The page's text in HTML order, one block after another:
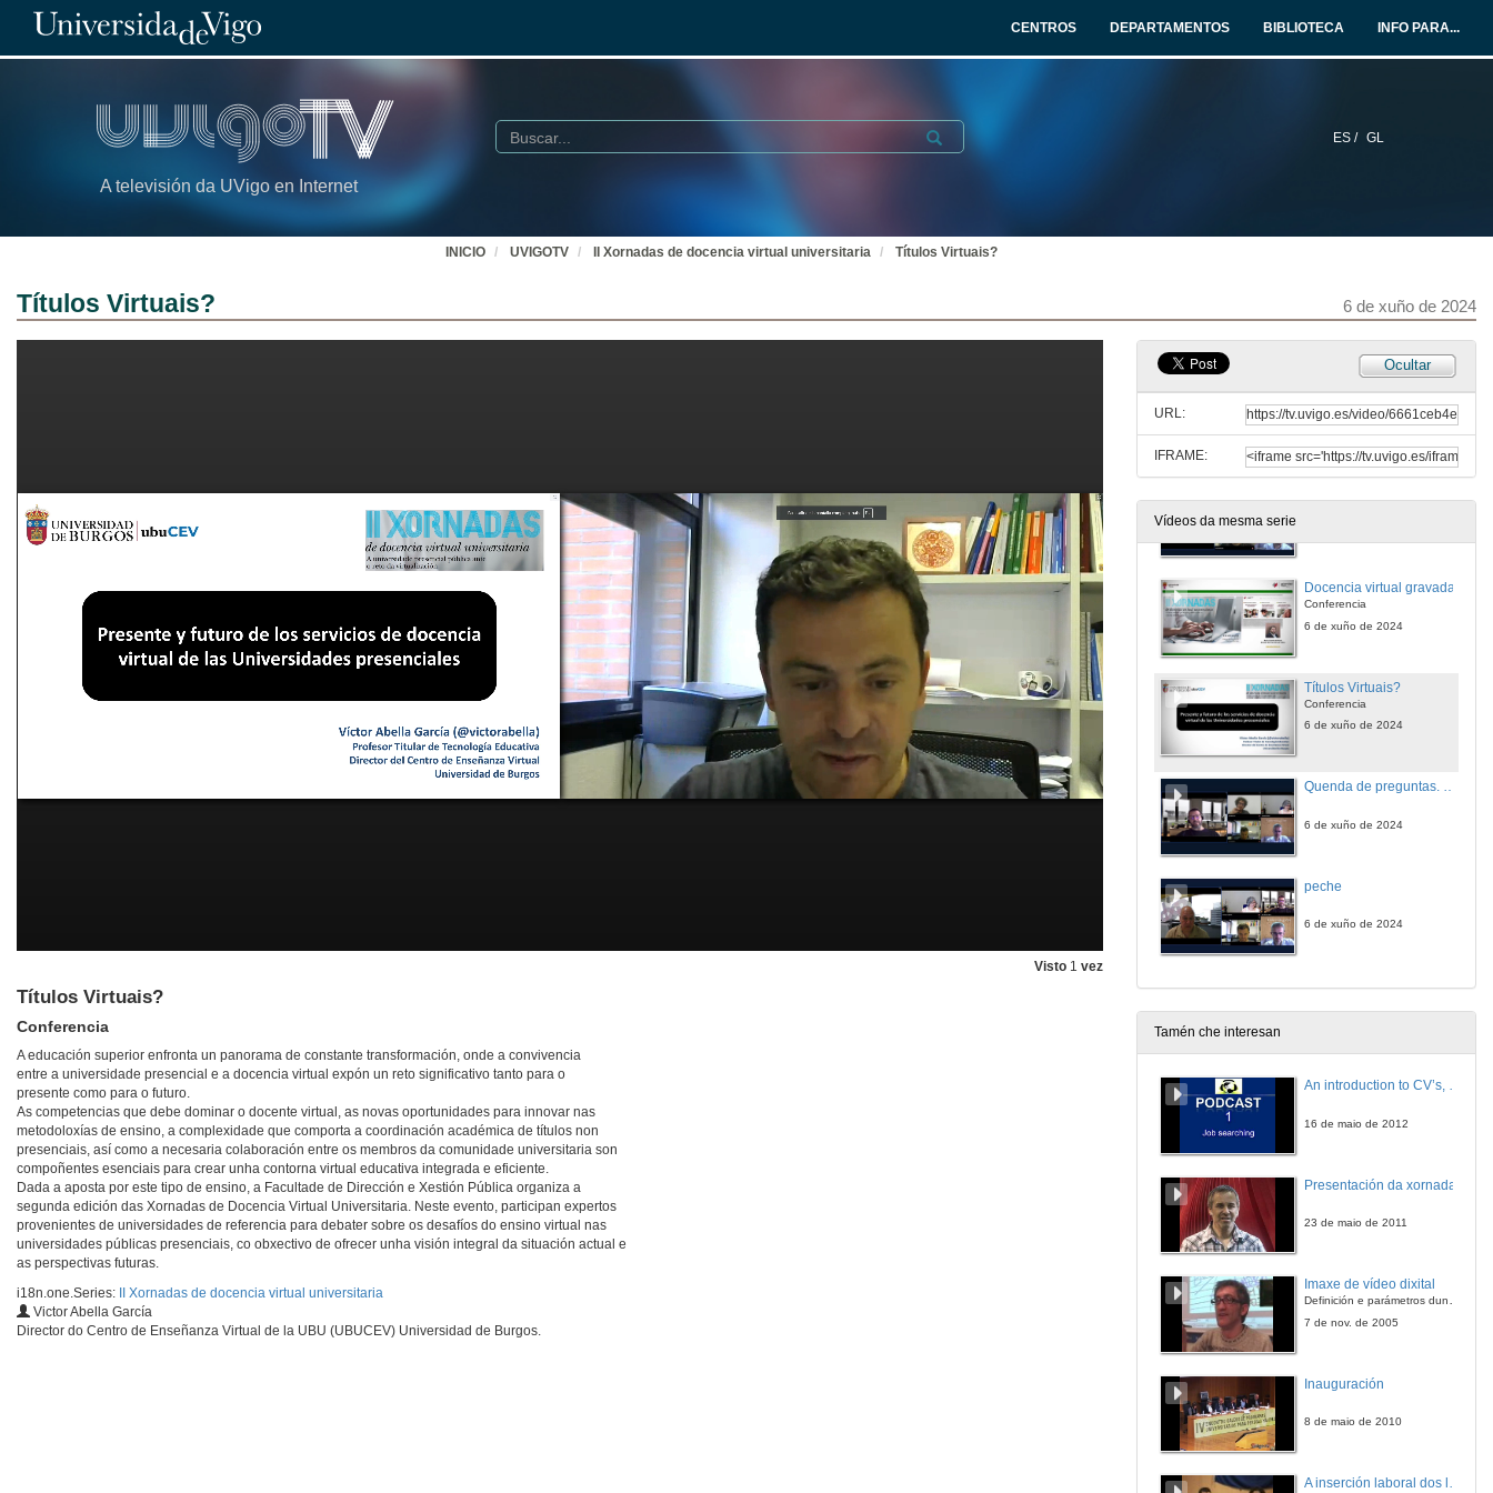
CENTROS DEPARTAMENTOS BIBLIOTECA INFO PARA...
A televisión da UVigo en Internet
ES / GL
Buscar Submit
INICIO UVIGOTV II Xornadas de docencia virtual universitaria Títulos Virtuais?
Títulos Virtuais? 6 de xuño de 2024
Visto 1 vez
Títulos Virtuais?
Conferencia
A educación superior enfronta un panorama de constante transformación, onde a convivencia
entre a universidade presencial e a docencia virtual expón un reto significativo tanto para o
presente como para o futuro.
As competencias que debe dominar o docente virtual, as novas oportunidades para innovar nas
metodoloxías de ensino, a complexidade que comporta a coordinación académica de títulos non
presenciais, así como a necesaria colaboración entre os membros da comunidade universitaria son
compoñentes esenciais para crear unha contorna virtual educativa integrada e eficiente.
Dada a aposta por este tipo de ensino, a Facultade de Dirección e Xestión Pública organiza a
segunda edición das Xornadas de Docencia Virtual Universitaria. Neste evento, participan expertos
provenientes de universidades de referencia para debater sobre os desafíos do ensino virtual nas
universidades públicas presenciais, co obxectivo de ofrecer unha visión integral da situación actual e
as perspectivas futuras.
i18n.one.Series:
II Xornadas de docencia virtual universitaria
Victor Abella García
Director do Centro de Enseñanza Virtual de la UBU (UBUCEV) Universidad de Burgos.
Ocultar
URL:
IFRAME:
Vídeos da mesma serie
6 de xuño de 2024
6 de xuño de 2024
Docencia virtual gravada
Conferencia
6 de xuño de 2024
Títulos Virtuais?
Conferencia
6 de xuño de 2024
Quenda de preguntas. Presente e futuro dos servizos de docencia virtual das universidades presenciais
6 de xuño de 2024
peche
6 de xuño de 2024
Tamén che interesan
An introduction to CV’s, letters, and job searching
16 de maio de 2012
Presentación da xornada
23 de maio de 2011
Imaxe de vídeo dixital
Definición e parámetros dunha imaxe dixital. Resolución e Aspecto. Profundidade da cor. Compresión. Frame por segundo. Entrelazado. Campos, cadros
7 de nov. de 2005
Inauguración
8 de maio de 2010
A inserción laboral dos licenciados en Ciencias do Mar: a carreira investigadora